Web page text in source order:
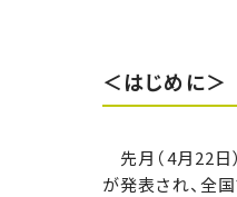
＜はじめに＞
先月（4月22日
が発表され、全